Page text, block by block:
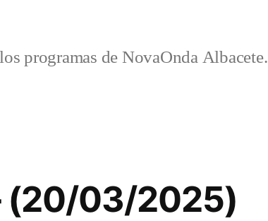
programas de NovaOnda Albacete.
(20/03/2025)